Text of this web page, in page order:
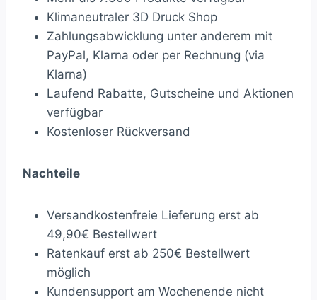
Klimaneutraler 3D Druck Shop
Zahlungsabwicklung unter anderem mit
PayPal, Klarna oder per Rechnung (via
Klarna)
Laufend Rabatte, Gutscheine und Aktionen
verfügbar
Kostenloser Rückversand
Nachteile
Versandkostenfreie Lieferung erst ab
49,90€ Bestellwert
Ratenkauf erst ab 250€ Bestellwert
möglich
Kundensupport am Wochenende nicht